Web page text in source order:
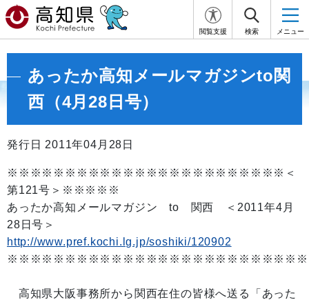
閲覧支援 検索 メニュー
あったか高知メールマガジンto関
西（4月28日号）
発行日 2011年04月28日
※※※※※※※※※※※※※※※※※※※※※※※※＜
第121号＞※※※※※
あったか高知メールマガジン to 関西 ＜2011年4月
28日号＞
http://www.pref.kochi.lg.jp/soshiki/120902
高知県大阪事務所から関西在住の皆様へ送る「あった